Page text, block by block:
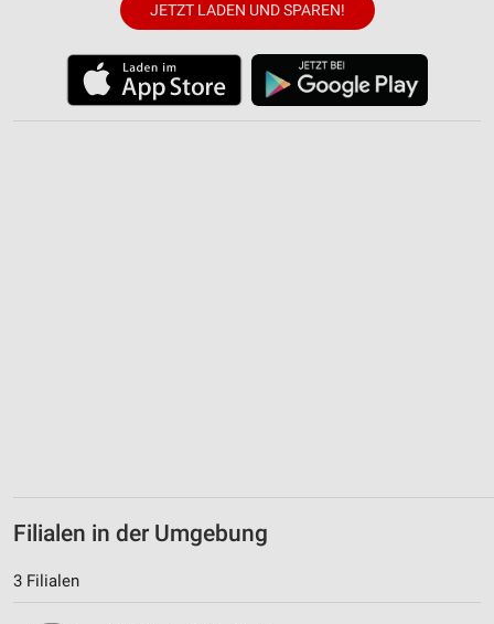
JETZT LADEN UND SPAREN!
Filialen in der Umgebung
3 Filialen
Verwendung reduzierter Daten zur Auswahl von
Werbeanzeigen
Erstellung von Profilen für personalisierte
Werbung
Verwendung reduzierter Daten zur Auswahl von
Inhalten